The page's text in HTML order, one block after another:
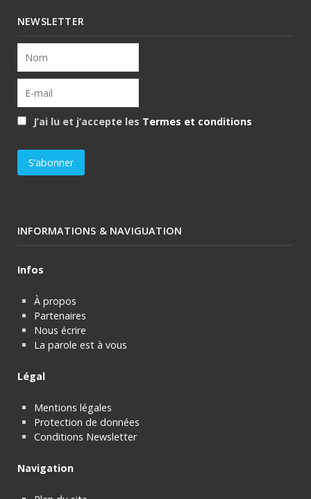
NEWSLETTER
J’ai lu et j’accepte les Termes et conditions
INFORMATIONS & NAVIGUATION
Infos
À propos
Partenaires
Nous écrire
La parole est à vous
Légal
Mentions légales
Protection de données
Conditions Newsletter
Navigation